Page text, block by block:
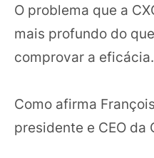
O problema que a
mais profundo do
comprovar a eficácia.
Como afirma
presidente e CEO da